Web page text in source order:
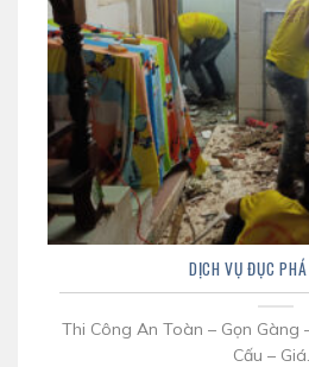
DỊCH VỤ ĐỤC
Thi Công An Toàn – Gọn Gàng
Cấu –